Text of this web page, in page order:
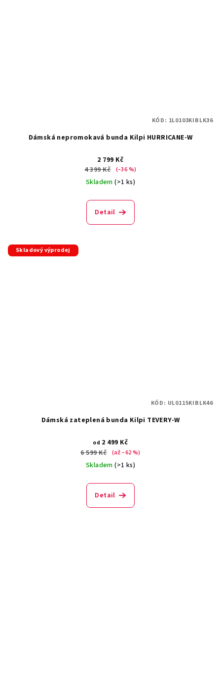
Dámská nepromokavá bunda Kilpi HURRICANE-W
2 799 Kč
4 399 Kč
(–36 %)
Skladem(>1 ks)
Detail
KÓD: 1L0103KIBLK36
Skladový výprodej
Dámská zateplená bunda Kilpi TEVERY-W
od 2 499 Kč
6 599 Kč
(až –62 %)
Skladem(>1 ks)
Detail
KÓD: UL0115KIBLK46